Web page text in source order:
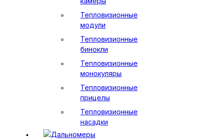
Тепловизионные
модули
Тепловизионные
бинокли
Тепловизионные
монокуляры
Тепловизионные
прицелы
Тепловизионные
насадки
Дальномеры